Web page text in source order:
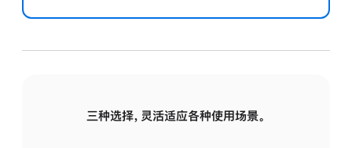
三种选择，灵活适应各种使用场景。